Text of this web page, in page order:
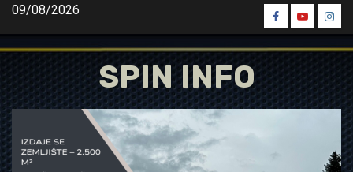
Skip
content
09/08/2026
Spin
Facebook
Spin
Youtube
Spin
SPIN INFO